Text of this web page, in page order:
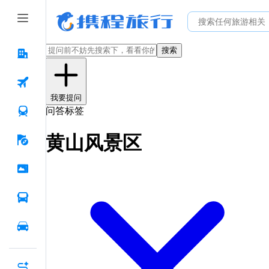
搜索
我要提问
问答标签
黄山风景区